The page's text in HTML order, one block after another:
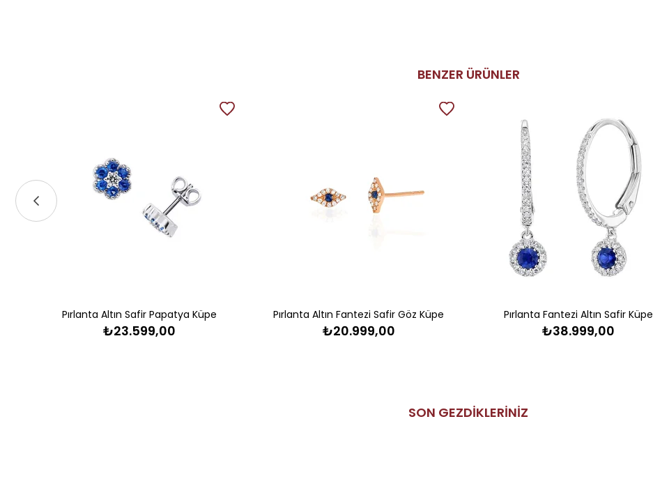
BENZER ÜRÜNLER
Pırlanta Altın Safir Papatya Küpe
₺23.599,00
Pırlanta Altın Fantezi Safir Göz Küpe
₺20.999,00
Pırlanta Fantezi Altın Safir Küpe
₺38.999,00
SON GEZDİKLERİNİZ